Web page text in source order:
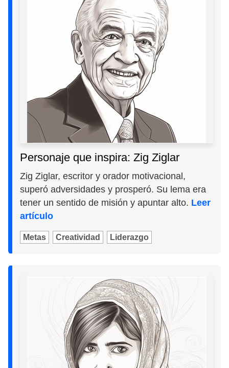
Personaje que inspira: Zig Ziglar
Zig Ziglar, escritor y orador motivacional,
superó adversidades y prosperó. Su lema era
tener un sentido de misión y apuntar alto. Leer
artículo
Metas Creatividad Liderazgo